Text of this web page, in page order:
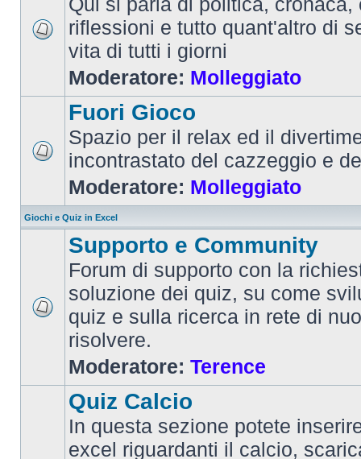
riflessioni e tutto quant'altro di
vita di tutti i giorni
Moderatore: Molleggiato
Fuori Gioco
Spazio per il relax ed il
incontrastato del cazzeggio e
Moderatore: Molleggiato
Giochi e Quiz in Excel
Supporto e Community
Forum di supporto con la
soluzione dei quiz, su come
quiz e sulla ricerca in rete di
risolvere.
Moderatore: Terence
Quiz Calcio
In questa sezione potete
excel riguardanti il calcio,